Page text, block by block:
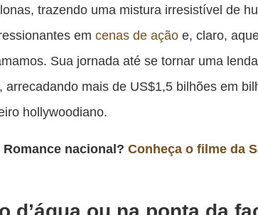
trazendo uma mistura irresistível de
em cenas de ação e, claro,
Sua jornada até se tornar uma
arrecadando mais de US$1,5 bilhões em
hollywoodiano.
Romance nacional?Conheça o filme da